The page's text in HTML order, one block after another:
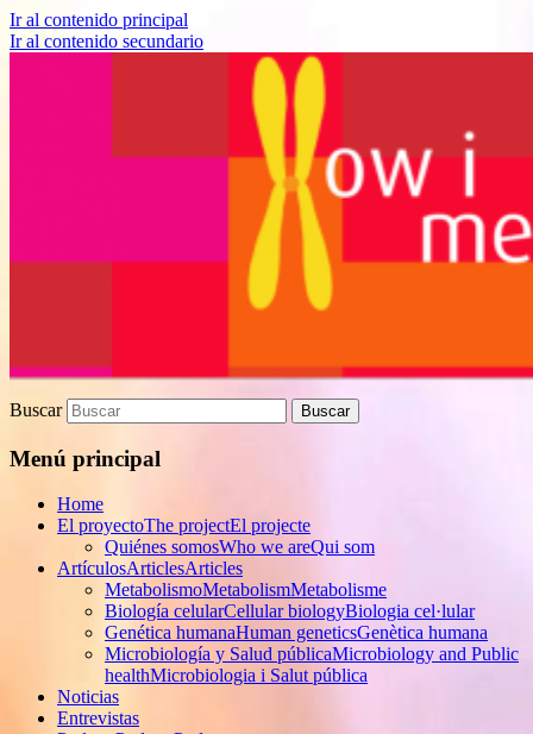
Ir al contenido principal
Ir al contenido secundario
How I met your genes
Proyecto de divulgación científica sobre
Buscar
Menú principal
Home
El proyectoThe projectEl projecte
Quiénes somosWho we areQui som
ArtículosArticlesArticles
MetabolismoMetabolismMetabolisme
Biología celularCellular biologyBiologia cel·lular
Genética humanaHuman geneticsGenètica humana
Microbiología y Salud públicaMicrobiology and Public
healthMicrobiologia i Salut pública
Noticias
Entrevistas